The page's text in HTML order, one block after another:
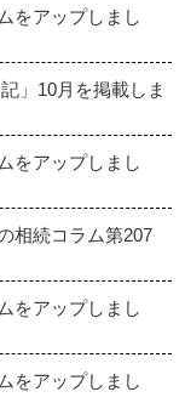
をアップしまし
」10月を掲載しま
をアップしまし
相続コラム第207
をアップしまし
をアップしまし